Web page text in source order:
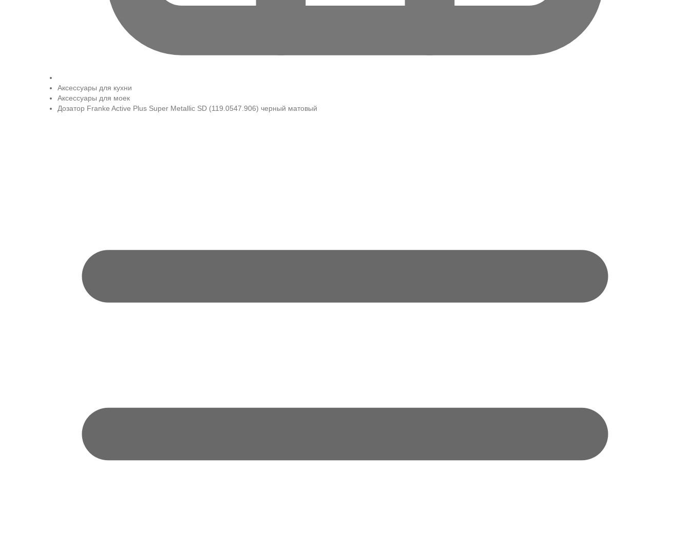
Аксессуары для кухни
Аксессуары для моек
Дозатор Franke Active Plus Super Metallic SD (119.0547.906) черный матовый